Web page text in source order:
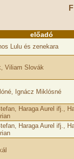
előadó
Lulu és zenekara
Viliam Slovák
Ignácz Miklósné
Haraga Aurel ifj.,
Haraga Aurel ifj.,